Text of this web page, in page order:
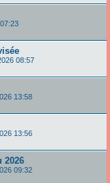
08:57
13:58
13:56
2026
09:32